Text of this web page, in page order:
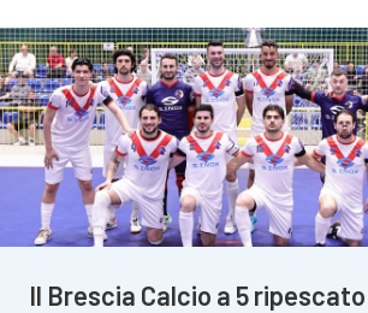
Il Brescia Calcio a 5